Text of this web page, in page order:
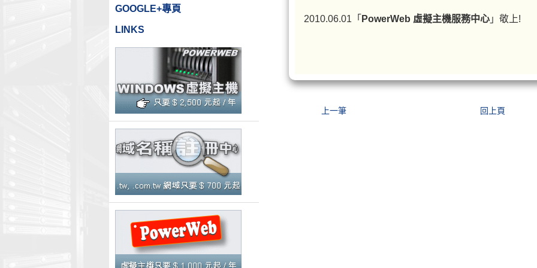
GOOGLE+專頁
LINKS
2010.06.01「 PowerWeb 虛擬主機服務中心 」敬上!
上一筆 回上頁